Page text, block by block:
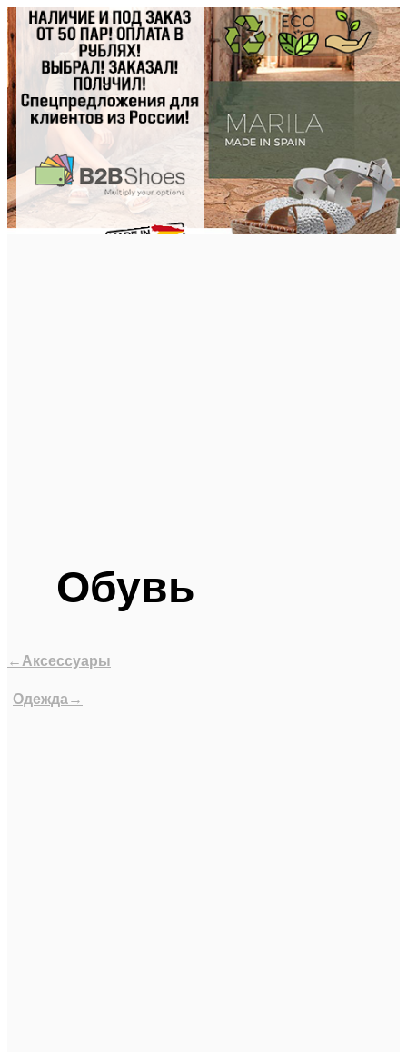
Обувь
←Аксессуары
Одежда→